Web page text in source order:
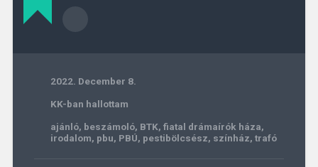
2022. December 8.
KK-ban hallottam
ajánló, beszámoló, BTK, fiatal drámaírók háza,
irodalom, pbu, PBÚ, pestibölcsész, színház, trafó